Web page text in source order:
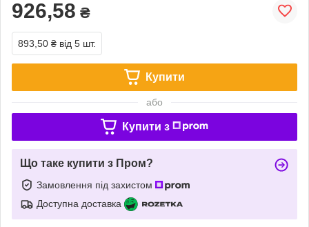
926,58 ₴
893,50 ₴ від 5 шт.
Купити
або
Купити з
Що таке купити з Пром?
Замовлення під захистом
Доступна доставка